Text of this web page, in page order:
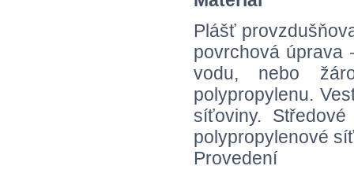
Plášť
povrchová úprava
vodu, nebo
polypropylenu.
síťoviny.
polypropylenové
Provedení